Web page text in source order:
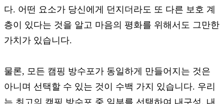
다. 어떤 요소가 당신에게 던지더라도 또 다른 보호 계
층이 있다는 것을 알고 마음의 평화를 위해서도 그만한
가치가 있습니다.
물론, 모든 캠핑 방수포가 동일하게 만들어지는 것은
아니며 선택할 수 있는 것이 수백 가지 있습니다. 우리
는 최고의 캠핑 방수포 중 일부를 선택하여 내구성, 내